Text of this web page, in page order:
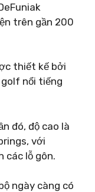
trên gần 200
thiết kế bởi
nổi tiếng
đó, độ cao là
với
các lỗ gôn.
ngày càng có